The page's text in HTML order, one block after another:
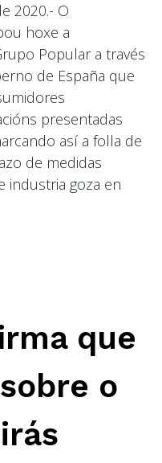
2020.- O
hoxe a
Popular a través
de España que
presentadas
así a folla de
de medidas
industria goza en
que
o